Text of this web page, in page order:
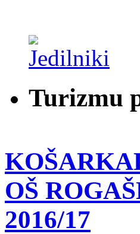
Turizmu
OŠ
2016/17